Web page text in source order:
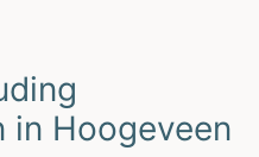
in Hoogeveen